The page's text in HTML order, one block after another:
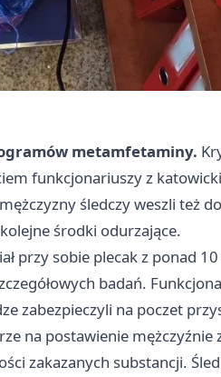
metamfetaminy.
funkcjonariuszy z
śledczy weszli też
środki odurzające.
przy sobie plecak z ponad
badań.
zabezpieczyli na poczet
na postawienie mężczyźnie
zakazanych substancji.